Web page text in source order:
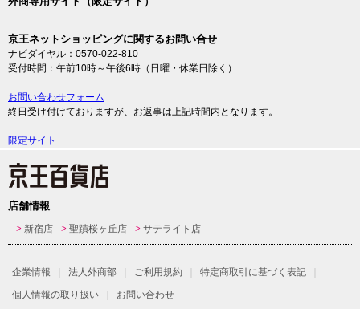
京王ネットショッピングに関するお問い合せ
ナビダイヤル：0570-022-810
受付時間：午前10時～午後6時（日曜・休業日除く）
お問い合わせフォーム
終日受け付けておりますが、お返事は上記時間内となります。
限定サイト
店舗情報
新宿店 聖蹟桜ヶ丘店 サテライト店
企業情報 法人外商部 ご利用規約
特定商取引に基づく表記
個人情報の取り扱い
お問い合わせ